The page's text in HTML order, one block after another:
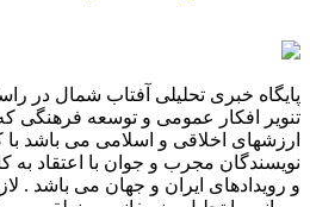
پایگاه خبری تحلیلی آفتاب شمال در
تنویر افکار عمومی و توسعه فرهنگی
ارزشهای اخلاقی و اسلامی می باشد با
نویسندگان مجرب و جوان با اعتقاد به
و رویدادهای ایران و جهان می باشد .